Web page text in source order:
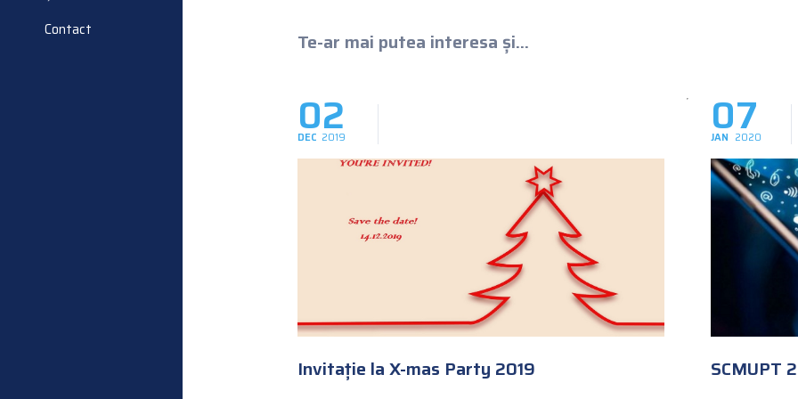
Contact
Te-ar mai putea interesa și...
02
DEC 2019
Invitație la X-mas Party 2019
07
JAN 2020
SCMUPT